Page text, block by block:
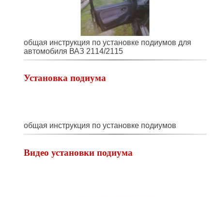
общая инструкция по установке подиумов для
автомобиля ВАЗ 2114/2115
Установка подиума
общая инструкция по установке подиумов
Видео установки подиума